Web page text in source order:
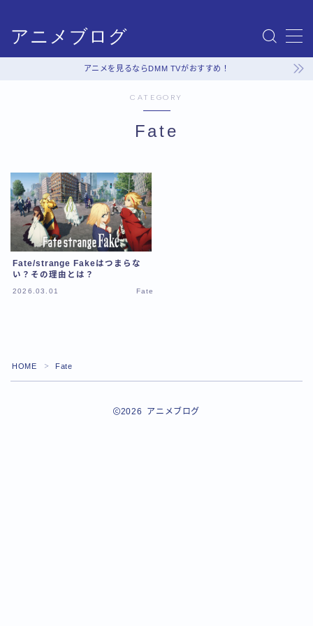
アニメブログ
利用規約／特定商取引法に基づく表記
アニメを見るならDMM TVがおすすめ！
CATEGORY
Fate
Fate/strange Fakeはつまらな
い？その理由とは？
2026.03.01 Fate
HOME ＞ Fate
2026 アニメブログ